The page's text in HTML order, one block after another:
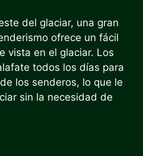
del glaciar, una gran
ofrece un fácil
vista en el glaciar. Los
todos los días para
los senderos, lo que le
sin la necesidad de